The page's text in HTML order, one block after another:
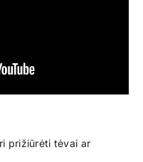
prižiūrėti tėvai ar